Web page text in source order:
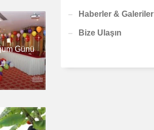
Günü
Haberler & Galeriler
Bize Ulaşın